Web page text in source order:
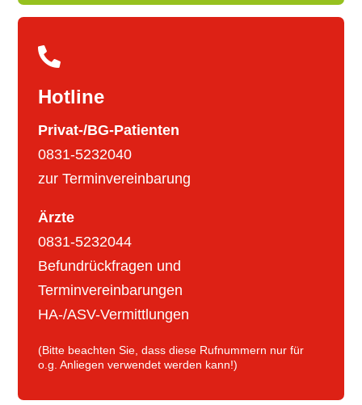

Hotline
Privat-/BG-Patienten
0831-5232040
zur Terminvereinbarung
Ärzte
0831-5232044
Befundrückfragen und
Terminvereinbarungen
HA-/ASV-Vermittlungen
(Bitte beachten Sie, dass diese Rufnummern nur für
o.g. Anliegen verwendet werden kann!)